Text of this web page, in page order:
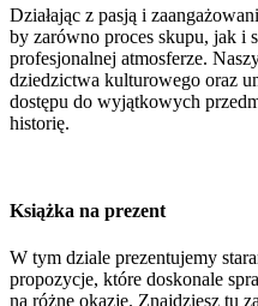
Działając z pasją i
by zarówno proces skupu, jak i
profesjonalnej atmosferze.
dziedzictwa kulturowego oraz
dostępu do wyjątkowych
historię.
Książka na prezent
W tym dziale prezentujemy
propozycje, które doskonale
na różne okazje. Znajdziesz tu